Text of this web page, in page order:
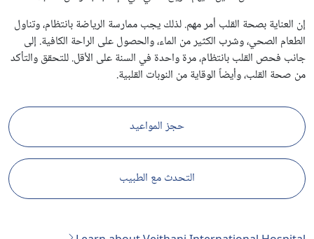
إن العناية بصحة القلب أمر مهم. لذلك يجب ممارسة الرياضة بانتظام، وتناول
الطعام الصحي، وشرب الكثير من الماء، والحصول على الراحة الكافية. إلى
جانب فحص القلب بانتظام، مرة واحدة في السنة على الأقل. للتحقق والتأكد
من صحة القلب، وأيضاً الوقاية من النوبات القلبية.
حجز المواعيد
التحدث مع الطبيب